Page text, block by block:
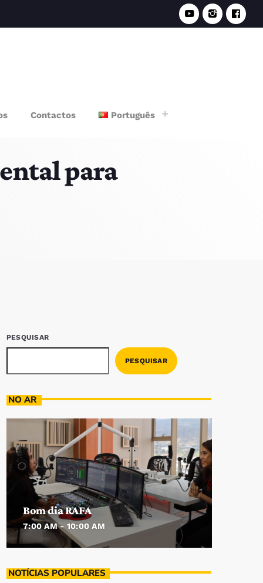
Contactos Português
para
PESQUISAR
PESQUISAR
NO AR
Bom dia RAFA
7:00 AM - 10:00 AM
NOTÍCIAS POPULARES